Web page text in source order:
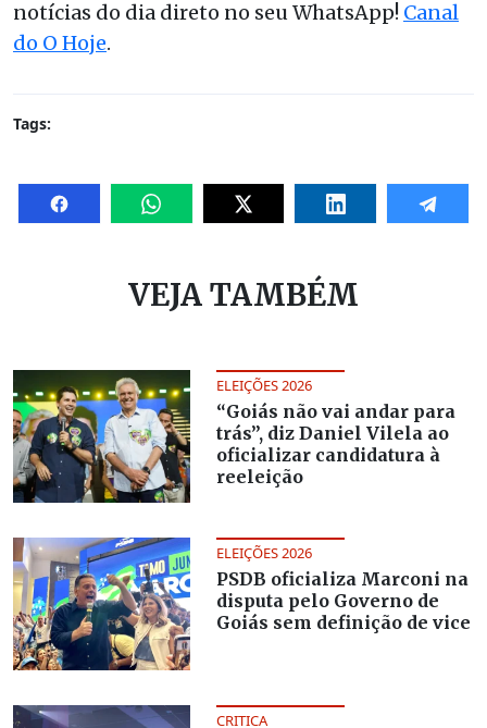
notícias do dia direto no seu WhatsApp! Canal
do O Hoje.
Tags:
VEJA TAMBÉM
ELEIÇÕES 2026
“Goiás não vai andar para
trás”, diz Daniel Vilela ao
oficializar candidatura à
reeleição
ELEIÇÕES 2026
PSDB oficializa Marconi na
disputa pelo Governo de
Goiás sem definição de vice
CRITICA